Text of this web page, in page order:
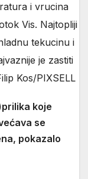
i vrucina
Vis. Najtopliji
tekucinu i
je zastiti
Kos/PIXSELL
koje
se
pokazalo